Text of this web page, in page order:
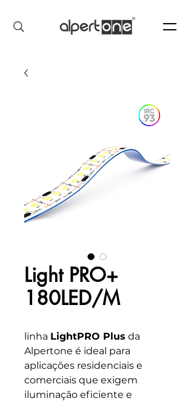
Light PRO+
180LED/M
linha LightPRO Plus da
Alpertone é ideal para
aplicações residenciais e
comerciais que exigem
iluminação eficiente e